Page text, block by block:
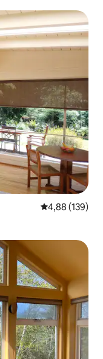
Gemiddelde
4,88 (139)